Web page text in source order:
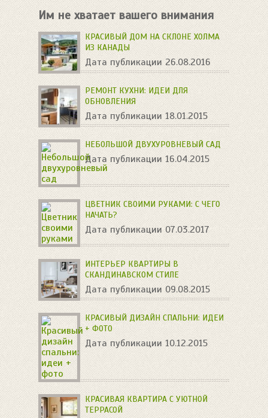
Им не хватает вашего внимания
КРАСИВЫЙ ДОМ НА СКЛОНЕ ХОЛМА
ИЗ КАНАДЫ
Дата публикации 26.08.2016
РЕМОНТ КУХНИ: ИДЕИ ДЛЯ
ОБНОВЛЕНИЯ
Дата публикации 18.01.2015
НЕБОЛЬШОЙ ДВУХУРОВНЕВЫЙ САД
Дата публикации 16.04.2015
ЦВЕТНИК СВОИМИ РУКАМИ: С ЧЕГО
НАЧАТЬ?
Дата публикации 07.03.2017
ИНТЕРЬЕР КВАРТИРЫ В
СКАНДИНАВСКОМ СТИЛЕ
Дата публикации 09.08.2015
КРАСИВЫЙ ДИЗАЙН СПАЛЬНИ: ИДЕИ
+ ФОТО
Дата публикации 10.12.2015
КРАСИВАЯ КВАРТИРА С УЮТНОЙ
ТЕРРАСОЙ